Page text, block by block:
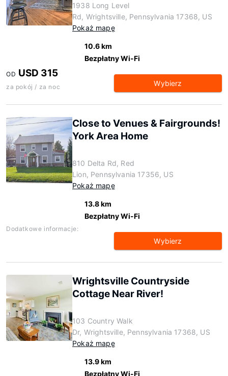
1938 Long Level
Rd, Wrightsville, Pennsylvania 17368, US
Pokaż mapę
10.6 km
Bezpłatny Wi-Fi
OD USD 315
za pokój / za noc Wybierz
Close to Venues & Fairgrounds!
York Area Home
810 Delta Rd, Red
Lion, Pennsylvania 17356, US
Pokaż mapę
13.8 km
Bezpłatny Wi-Fi
Dodatkowe informacje:
Wybierz
Wrightsville Countryside
Cottage Near River!
103 Country Walk
Dr, Wrightsville, Pennsylvania 17368, US
Pokaż mapę
13.9 km
Bezpłatny Wi-Fi